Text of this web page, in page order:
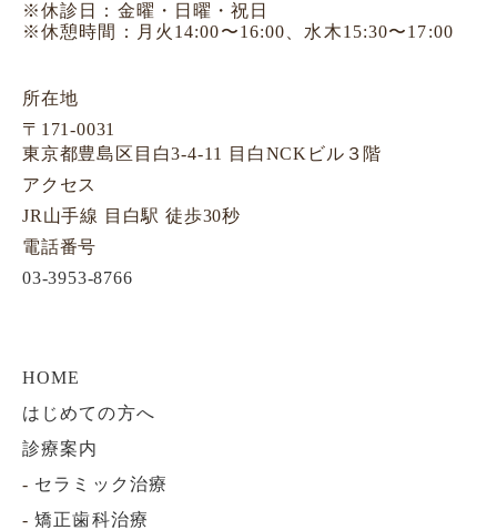
※休診日：金曜・日曜・祝日
※休憩時間：月火14:00〜16:00、水木15:30〜17:00
所在地
〒171-0031
東京都豊島区目白3-4-11 目白NCKビル３階
アクセス
JR山手線 目白駅 徒歩30秒
電話番号
03-3953-8766
HOME
はじめての方へ
診療案内
- セラミック治療
-矯正歯科治療